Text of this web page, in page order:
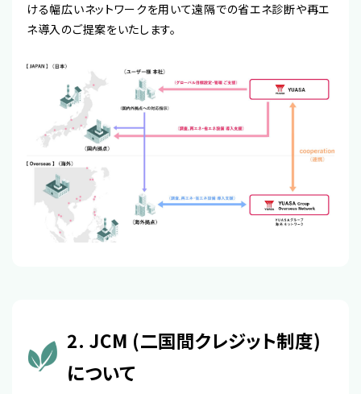
ける幅広いネットワークを用いて遠隔での省エネ診断や再エ
ネ導入のご提案をいたします。
2. JCM (二国間クレジット制度)
について